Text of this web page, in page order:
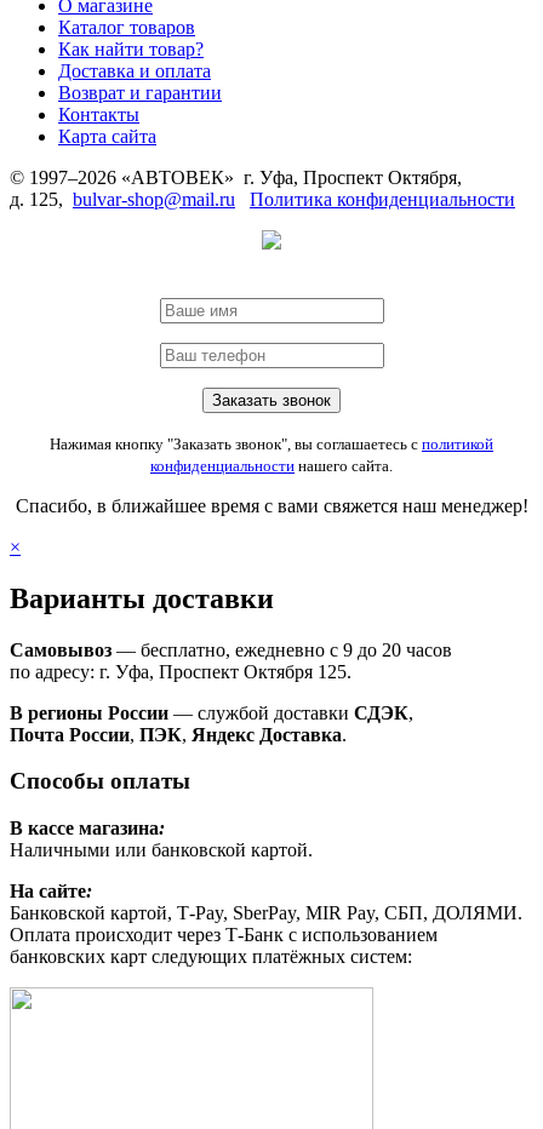
О магазине
Каталог товаров
Как найти товар?
Доставка и оплата
Возврат и гарантии
Контакты
Карта сайта
© 1997–2026 «АВТОВЕК» г. Уфа, Проспект Октября,
д. 125, bulvar-shop@mail.ru Политика конфиденциальности
Нажимая кнопку "Заказать звонок", вы соглашаетесь с политикой
конфиденциальности нашего сайта.
Спасибо, в ближайшее время с вами свяжется наш менеджер!
×
Варианты доставки
Самовывоз — бесплатно, ежедневно с 9 до 20 часов
по адресу: г. Уфа, Проспект Октября 125.
В регионы России — службой доставки СДЭК,
Почта России, ПЭК, Яндекс Доставка.
Способы оплаты
В кассе магазина:
Наличными или банковской картой.
На сайте:
Банковской картой, Т-Pay, SberPay, MIR Pay, СБП, ДОЛЯМИ.
Оплата происходит через Т-Банк с использованием
банковских карт следующих платёжных систем: